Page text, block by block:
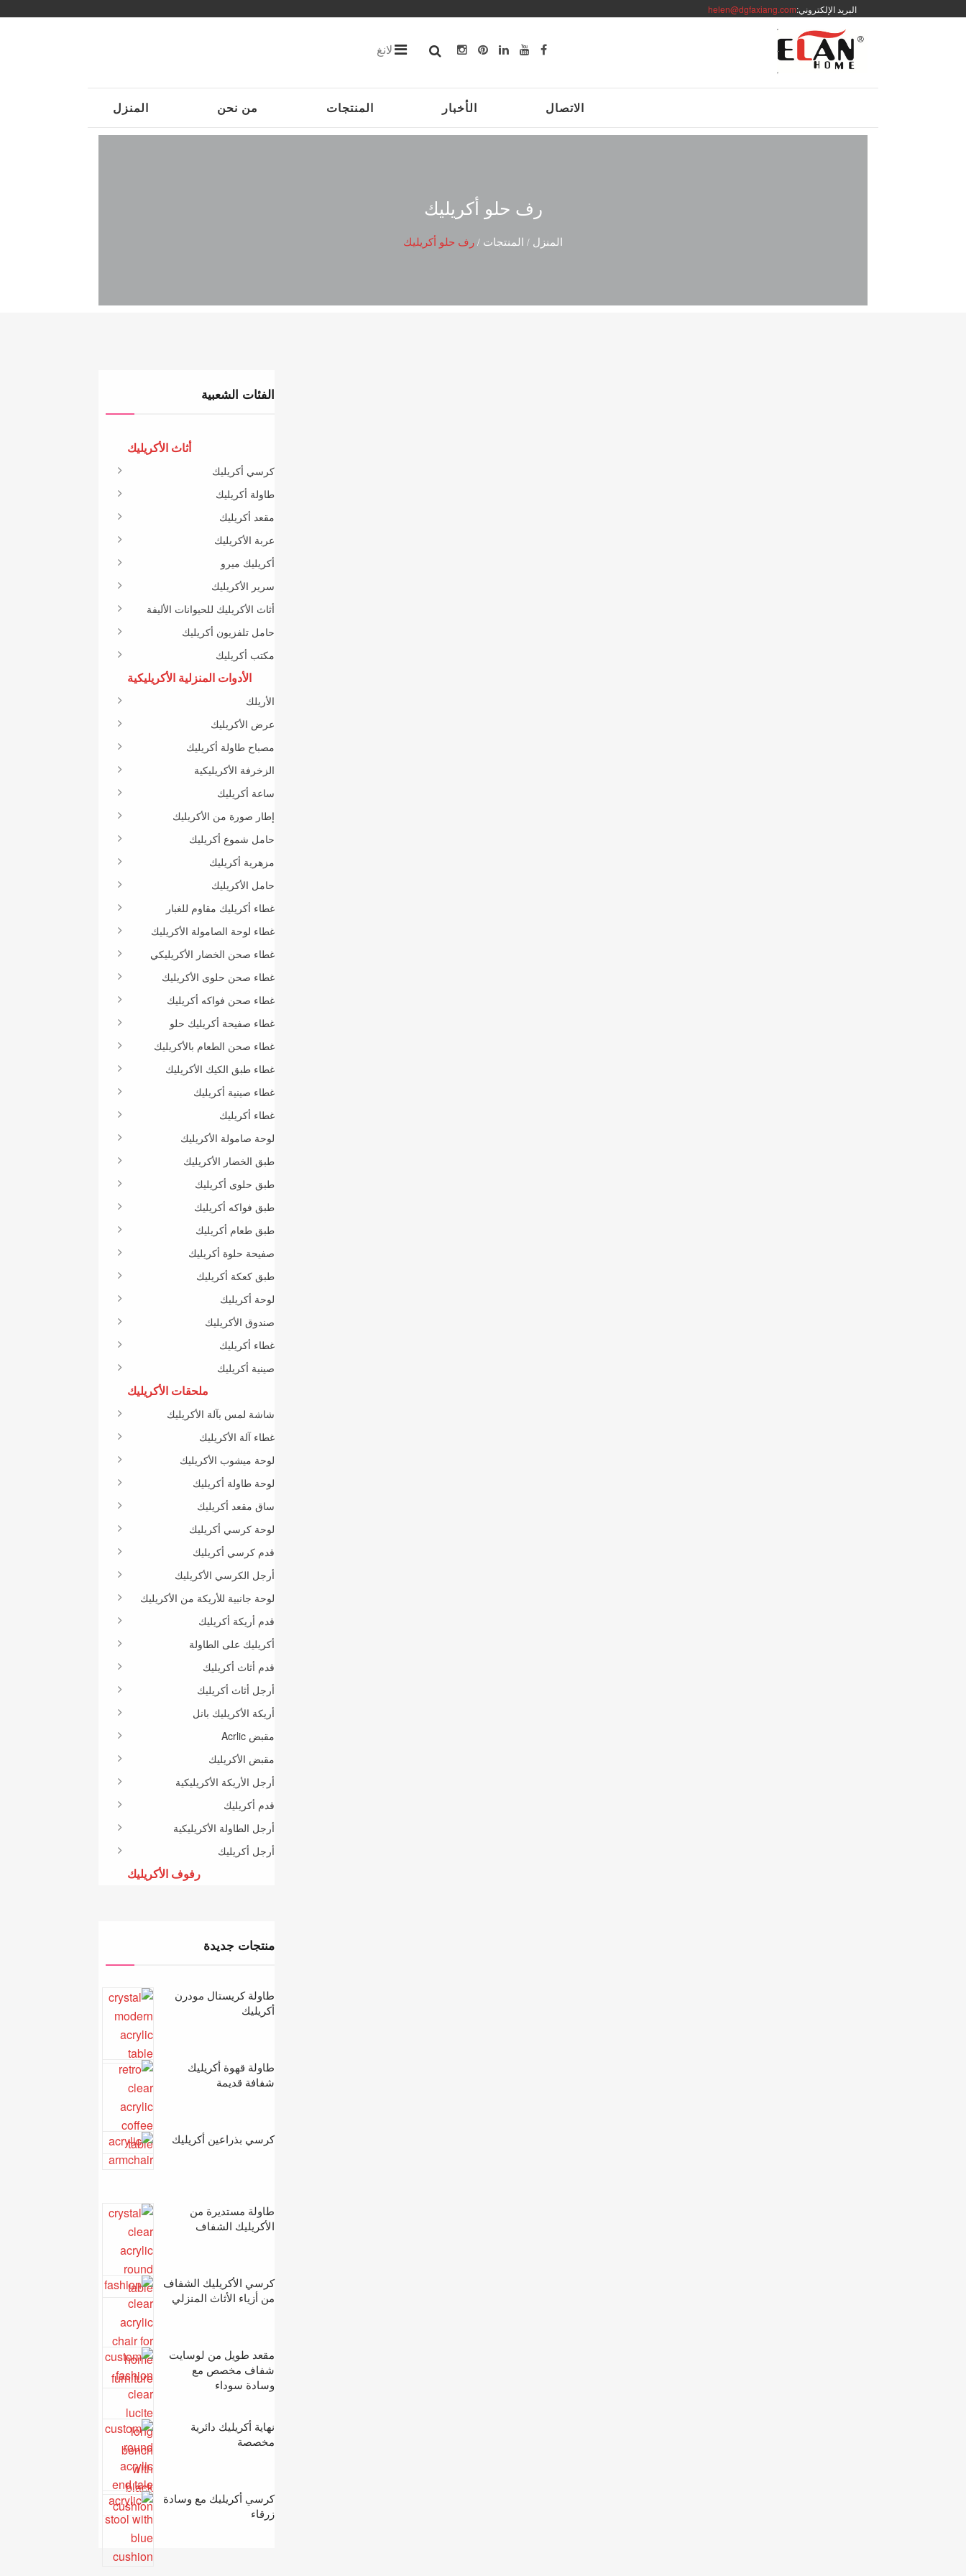
البريد الإلكتروني:helen@dgfaxiang.com
لانغ
المنزل من نحن المنتجات الأخبار الاتصال
رف حلو أكريليك
المنزل / المنتجات / رف حلو أكريليك
الفئات الشعبية
أثاث الأكريليك
كرسي أكريليك
طاولة أكريليك
مقعد أكريليك
عربة الأكريليك
أكريليك ميرو
سرير الأكريليك
أثاث الأكريليك للحيوانات الأليفة
حامل تلفزيون أكريليك
مكتب أكريليك
الأدوات المنزلية الأكريليكية
الأريلك
عرض الأكريليك
مصباح طاولة أكريليك
الزخرفة الأكريليكية
ساعة أكريليك
إطار صورة من الأكريليك
حامل شموع أكريليك
مزهرية أكريليك
حامل الأكريليك
غطاء أكريليك مقاوم للغبار
غطاء لوحة الصامولة الأكريليك
غطاء صحن الخضار الأكريليكي
غطاء صحن حلوى الأكريليك
غطاء صحن فواكه أكريليك
غطاء صفيحة أكريليك حلو
غطاء صحن الطعام بالأكريليك
غطاء طبق الكيك الأكريليك
غطاء صينية أكريليك
غطاء أكريليك
لوحة صامولة الأكريليك
طبق الخضار الأكريليك
طبق حلوى أكريليك
طبق فواكه أكريليك
طبق طعام أكريليك
صفيحة حلوة أكريليك
طبق كعكة أكريليك
لوحة أكريليك
صندوق الأكريليك
غطاء أكريليك
صينية أكريليك
ملحقات الأكريليك
شاشة لمس بآلة الأكريليك
غطاء آلة الأكريليك
لوحة ميشوب الأكريليك
لوحة طاولة أكريليك
ساق مقعد أكريليك
لوحة كرسي أكريليك
قدم كرسي أكريليك
أرجل الكرسي الأكريليك
لوحة جانبية للأريكة من الأكريليك
قدم أريكة أكريليك
أكريليك على الطاولة
قدم أثاث أكريليك
أرجل أثاث أكريليك
أريكة الأكريليك بانل
مقبض Acrlic
مقبض الأكريليك
أرجل الأريكة الأكريليكية
قدم أكريليك
أرجل الطاولة الأكريليكية
أرجل أكريليك
رفوف الأكريليك
منتجات جديدة
طاولة كريستال مودرن
أكريليك
طاولة قهوة أكريليك
شفافة قديمة
كرسي بذراعين أكريليك
طاولة مستديرة من
الأكريليك الشفاف
كرسي الأكريليك الشفاف
من أزياء الأثاث المنزلي
مقعد طويل من لوسايت
شفاف مخصص مع
وسادة سوداء
نهاية أكريليك دائرية
مخصصة
كرسي أكريليك مع وسادة
زرقاء